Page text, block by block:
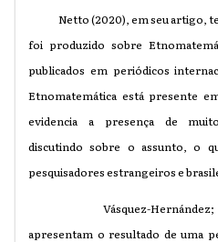
Netto (2020),em seu artigo,
foi produzido sobre
publicados em periódicos
Etnomatemática está presente
evidencia a presença de
discutindo sobre o assunto, o
pesquisadores estrangeiros e
Vásquez-Hernández;
apresentam o resultado de uma